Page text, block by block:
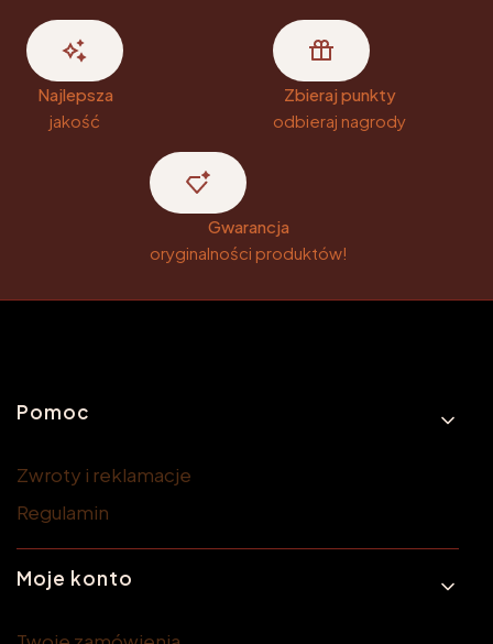
Najlepsza
jakość
Zbieraj punkty
odbieraj nagrody
Gwarancja
oryginalności produktów!
Linki w stopce
Pomoc
Zwroty i reklamacje
Regulamin
Moje konto